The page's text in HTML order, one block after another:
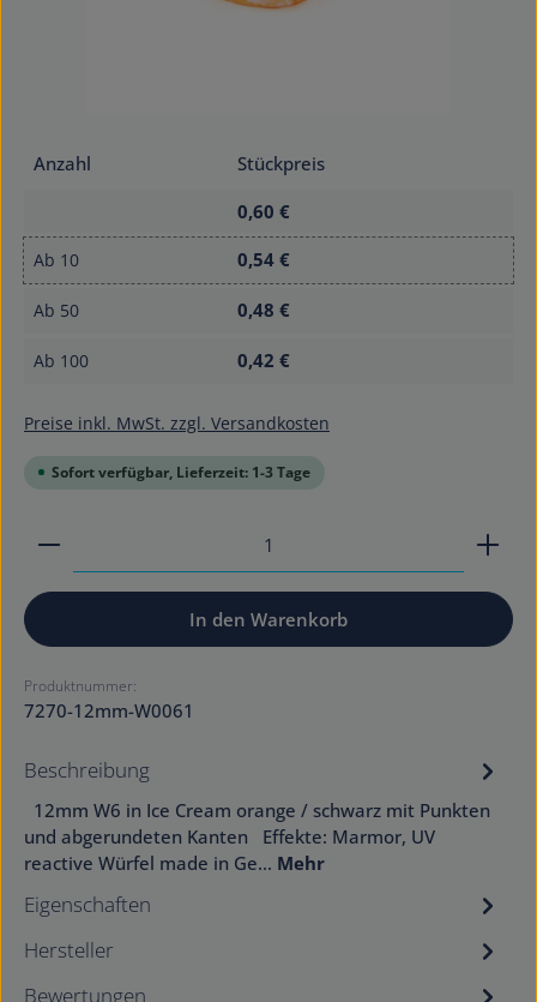
Anzahl
Stückpreis
0,60 €
Ab 10 0,54 €
Ab 50 0,48 €
Ab 100 0,42 €
Preise inkl. MwSt. zzgl. Versandkosten
Sofort verfügbar, Lieferzeit: 1-3 Tage
Produkt Anzahl: Gib den gewünschten Wert ein
In den Warenkorb
Produktnummer:
7270-12mm-W0061
Beschreibung
12mm W6 in Ice Cream orange / schwarz mit Punkten
und abgerundeten Kanten Effekte: Marmor, UV
reactive Würfel made in Ge… Mehr
Eigenschaften
Hersteller
Bewertungen